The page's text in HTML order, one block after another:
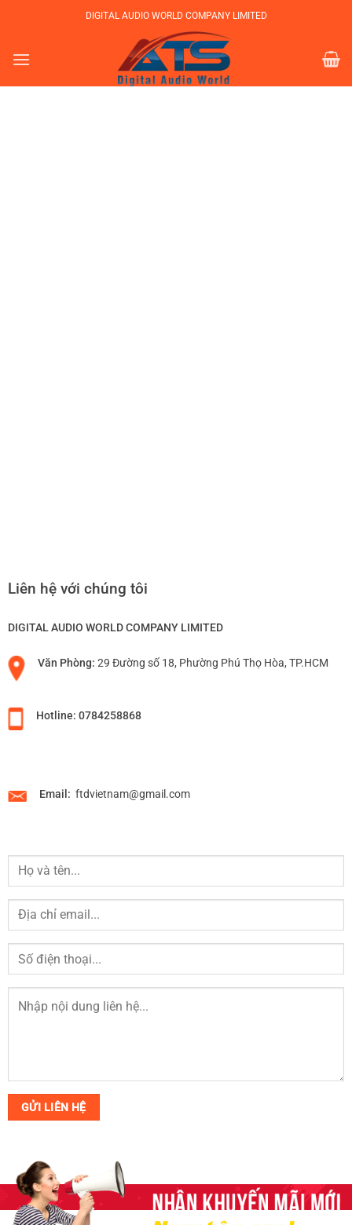
dung
DIGITAL AUDIO WORLD COMPANY LIMITED
Liên hệ với chúng tôi
DIGITAL AUDIO WORLD COMPANY LIMITED
Văn Phòng: 29 Đường số 18, Phường Phú Thọ Hòa, TP.HCM
Hotline: 0784258868
Email: ftdvietnam@gmail.com